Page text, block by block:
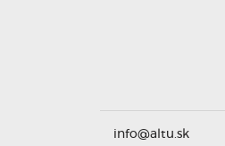
info@altu.sk